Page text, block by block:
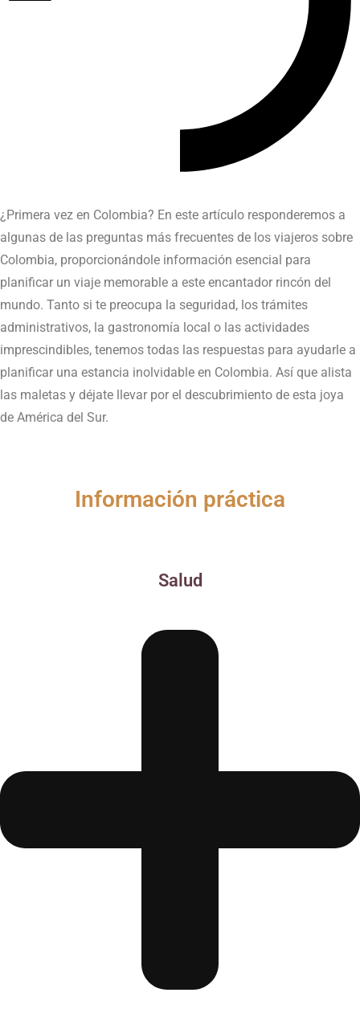
¿Primera vez en Colombia? En este artículo responderemos a
algunas de las preguntas más frecuentes de los viajeros sobre
Colombia, proporcionándole información esencial para
planificar un viaje memorable a este encantador rincón del
mundo. Tanto si te preocupa la seguridad, los trámites
administrativos, la gastronomía local o las actividades
imprescindibles, tenemos todas las respuestas para ayudarle a
planificar una estancia inolvidable en Colombia. Así que alista
las maletas y déjate llevar por el descubrimiento de esta joya
de América del Sur.
Información práctica
Salud